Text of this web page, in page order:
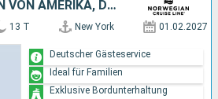
VEREINIGTE STAATEN VON AMERIKA, DOMINIKANISCHE REPUBLIK, PUERTO RICO
13 T New York 01.02.2027
Deutscher Gästeservice
Ideal für Familien
Exklusive Bordunterhaltung